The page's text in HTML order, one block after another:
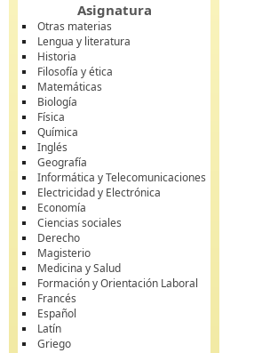
Asignatura
Otras materias
Lengua y literatura
Historia
Filosofía y ética
Matemáticas
Biología
Física
Química
Inglés
Geografía
Informática y Telecomunicaciones
Electricidad y Electrónica
Economía
Ciencias sociales
Derecho
Magisterio
Medicina y Salud
Formación y Orientación Laboral
Francés
Español
Latín
Griego